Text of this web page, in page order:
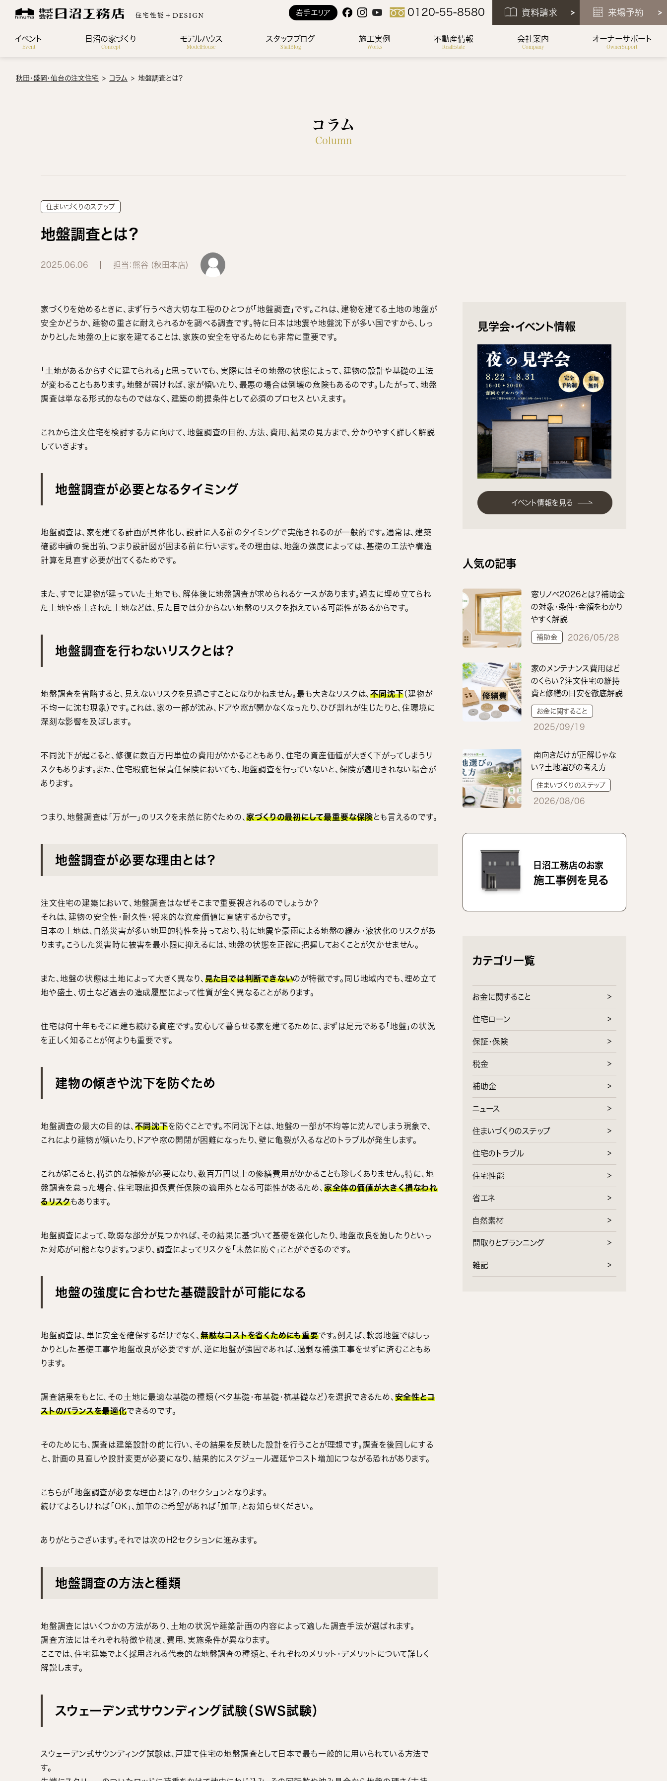
岩手エリア 0120-55-8580 資料請求 来場予約
イベント
Event
日沼の家づくり
Concept
モデルハウス
ModelHouse
スタッフブログ
StaffBlog
施工実例
Works
不動産情報
RealEstate
会社案内
Company
オーナーサポート
OwnerSuport
秋田・盛岡・仙台の注文住宅 コラム 地盤調査とは？
コラム
Column
住まいづくりのステップ
地盤調査とは？
2025.06.06 担当：熊谷 (秋田本店)
家づくりを始めるときに、まず行うべき大切な工程のひとつが「地盤調査」です。これは、建物を建てる土地の地盤が
安全かどうか、建物の重さに耐えられるかを調べる調査です。特に日本は地震や地盤沈下が多い国ですから、しっ
かりとした地盤の上に家を建てることは、家族の安全を守るためにも非常に重要です。
「土地があるからすぐに建てられる」と思っていても、実際にはその地盤の状態によって、建物の設計や基礎の工法
が変わることもあります。地盤が弱ければ、家が傾いたり、最悪の場合は倒壊の危険もあるのです。したがって、地盤
調査は単なる形式的なものではなく、建築の前提条件として必須のプロセスといえます。
これから注文住宅を検討する方に向けて、地盤調査の目的、方法、費用、結果の見方まで、分かりやすく詳しく解説
していきます。
地盤調査が必要となるタイミング
地盤調査は、家を建てる計画が具体化し、設計に入る前のタイミングで実施されるのが一般的です。通常は、建築
確認申請の提出前、つまり設計図が固まる前に行います。その理由は、地盤の強度によっては、基礎の工法や構造
計算を見直す必要が出てくるためです。
また、すでに建物が建っていた土地でも、解体後に地盤調査が求められるケースがあります。過去に埋め立てられ
た土地や盛土された土地などは、見た目では分からない地盤のリスクを抱えている可能性があるからです。
地盤調査を行わないリスクとは？
地盤調査を省略すると、見えないリスクを見過ごすことになりかねません。最も大きなリスクは、不同沈下（建物が
不均一に沈む現象）です。これは、家の一部が沈み、ドアや窓が開かなくなったり、ひび割れが生じたりと、住環境に
深刻な影響を及ぼします。
不同沈下が起こると、修復に数百万円単位の費用がかかることもあり、住宅の資産価値が大きく下がってしまうリ
スクもあります。また、住宅瑕疵担保責任保険においても、地盤調査を行っていないと、保険が適用されない場合が
あります。
つまり、地盤調査は「万が一」のリスクを未然に防ぐための、家づくりの最初にして最重要な保険とも言えるのです。
地盤調査が必要な理由とは？
注文住宅の建築において、地盤調査はなぜそこまで重要視されるのでしょうか？
それは、建物の安全性・耐久性・将来的な資産価値に直結するからです。
日本の土地は、自然災害が多い地理的特性を持っており、特に地震や豪雨による地盤の緩み・液状化のリスクがあ
ります。こうした災害時に被害を最小限に抑えるには、地盤の状態を正確に把握しておくことが欠かせません。
また、地盤の状態は土地によって大きく異なり、 見た目では判断できないのが特徴です。同じ地域内でも、埋め立て
地や盛土、切土など過去の造成履歴によって性質が全く異なることがあります。
住宅は何十年もそこに建ち続ける資産です。安心して暮らせる家を建てるために、まずは足元である「地盤」の状況
を正しく知ることが何よりも重要です。
建物の傾きや沈下を防ぐため
地盤調査の最大の目的は、 不同沈下を防ぐことです。不同沈下とは、地盤の一部が不均等に沈んでしまう現象で、
これにより建物が傾いたり、ドアや窓の開閉が困難になったり、壁に亀裂が入るなどのトラブルが発生します。
これが起こると、構造的な補修が必要になり、数百万円以上の修繕費用がかかることも珍しくありません。特に、地
盤調査を怠った場合、住宅瑕疵担保責任保険の適用外となる可能性があるため、 家全体の価値が大きく損なわれ
るリスクもあります。
地盤調査によって、軟弱な部分が見つかれば、その結果に基づいて基礎を強化したり、地盤改良を施したりといっ
た対応が可能となります。つまり、調査によってリスクを「未然に防ぐ」ことができるのです。
地盤の強度に合わせた基礎設計が可能になる
地盤調査は、単に安全を確保するだけでなく、 無駄なコストを省くためにも重要です。例えば、軟弱地盤ではしっ
かりとした基礎工事や地盤改良が必要ですが、逆に地盤が強固であれば、過剰な補強工事をせずに済むこともあ
ります。
調査結果をもとに、その土地に最適な基礎の種類（ベタ基礎・布基礎・杭基礎など）を選択できるため、 安全性とコ
ストのバランスを最適化できるのです。
そのためにも、調査は建築設計の前に行い、その結果を反映した設計を行うことが理想です。調査を後回しにする
と、計画の見直しや設計変更が必要になり、結果的にスケジュール遅延やコスト増加につながる恐れがあります。
こちらが「地盤調査が必要な理由とは？」のセクションとなります。
続けてよろしければ「OK」、加筆のご希望があれば「加筆」とお知らせください。
ありがとうございます。それでは次のH2セクションに進みます。
地盤調査の方法と種類
地盤調査にはいくつかの方法があり、土地の状況や建築計画の内容によって適した調査手法が選ばれます。
調査方法にはそれぞれ特徴や精度、費用、実施条件が異なります。
ここでは、住宅建築でよく採用される代表的な地盤調査の種類と、それぞれのメリット・デメリットについて詳しく
解説します。
スウェーデン式サウンディング試験（SWS試験）
スウェーデン式サウンディング試験は、戸建て住宅の地盤調査として日本で最も一般的に用いられている方法で
す。
見学会・イベント情報
イベント情報を見る
人気の記事
窓リノベ2026とは？補助金
の対象・条件・金額をわかり
やすく解説
補助金 2026/05/28
家のメンテナンス費用はど
のくらい？注文住宅の維持
費と修繕の目安を徹底解説
お金に関すること
2025/09/19
南向きだけが正解じゃな
い？土地選びの考え方
住まいづくりのステップ
2026/08/06
日沼工務店のお家
施工事例を見る
カテゴリ一覧
お金に関すること
住宅ローン
保証・保険
税金
補助金
ニュース
住まいづくりのステップ
住宅のトラブル
住宅性能
省エネ
自然素材
間取りとプランニング
雑記